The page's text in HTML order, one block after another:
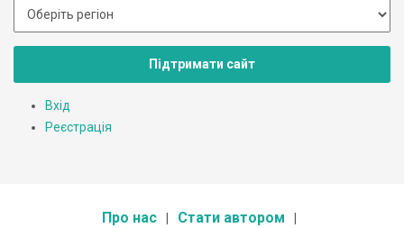
Підтримати сайт
Вхід
Реєстрація
Про нас Стати автором